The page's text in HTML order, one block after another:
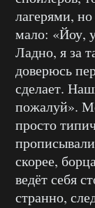
лагерями,
мало: «Йоу,
Ладно, я за
доверюсь
сделает.
пожалуй».
просто
скорее,
ведёт себя
странно,